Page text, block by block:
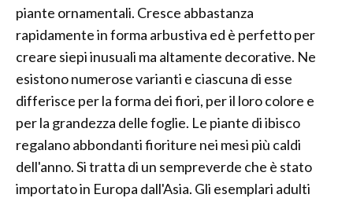
piante ornamentali. Cresce abbastanza
rapidamente in forma arbustiva ed è perfetto per
creare siepi inusuali ma altamente decorative. Ne
esistono numerose varianti e ciascuna di esse
differisce per la forma dei fiori, per il loro colore e
per la grandezza delle foglie. Le piante di ibisco
regalano abbondanti fioriture nei mesi più caldi
dell'anno. Si tratta di un sempreverde che è stato
importato in Europa dall'Asia. Gli esemplari adulti